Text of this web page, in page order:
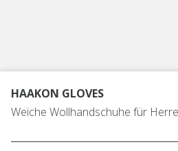
HAAKON GLOVES
Weiche Wollhandschuhe für